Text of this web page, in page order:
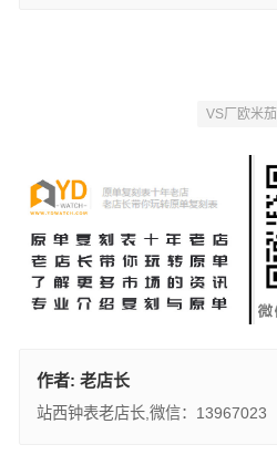
VS厂欧米茄
作者: 老店长
站西钟表老店长,微信：13967023